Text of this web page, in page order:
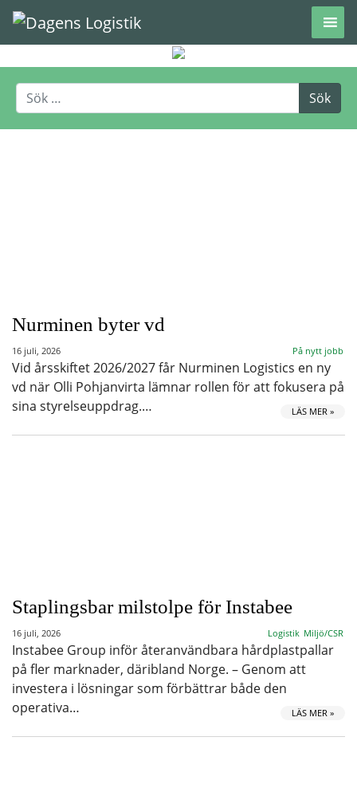
Hoppa till innehåll
Nurminen byter vd
16 juli, 2026 På nytt jobb
Vid årsskiftet 2026/2027 får Nurminen Logistics en ny
vd när Olli Pohjanvirta lämnar rollen för att fokusera på
sina styrelseuppdrag.…
LÄS MER »
Staplingsbar milstolpe för Instabee
16 juli, 2026 Logistik Miljö/CSR
Instabee Group inför återanvändbara hårdplastpallar
på fler marknader, däribland Norge. – Genom att
investera i lösningar som förbättrar både den
operativa…
LÄS MER »